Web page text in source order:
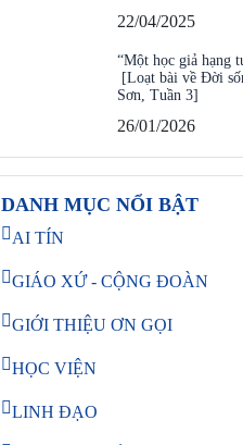
22/04/2025
“Một học giả hạng
[Loạt bài về Đời
Sơn, Tuần 3]
26/01/2026
DANH MỤC NỔI BẬT
AI TÍN
GIÁO XỨ - CỘNG ĐOÀN
GIỚI THIỆU ƠN GỌI
HỌC VIỆN
LINH ĐẠO